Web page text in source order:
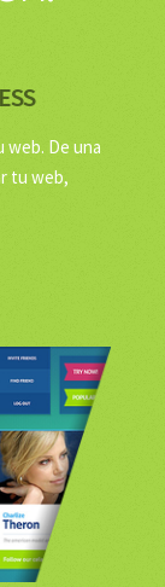
y tienes
llegado al